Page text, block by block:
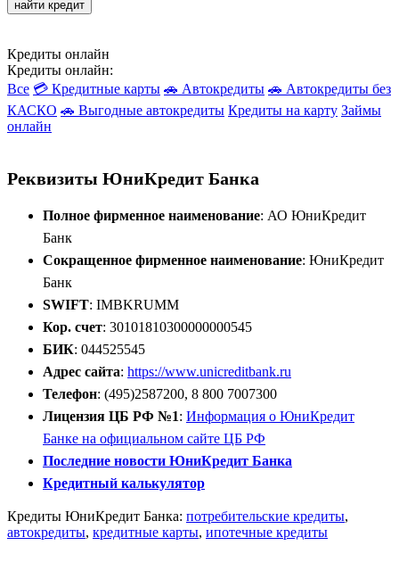
найти кредит
Кредиты онлайн
Кредиты онлайн:
Все 💳 Кредитные карты 🚗 Автокредиты 🚗 Автокредиты без
КАСКО 🚗 Выгодные автокредиты Кредиты на карту Займы
онлайн
Реквизиты ЮниКредит Банка
Полное фирменное наименование: АО ЮниКредит
Банк
Сокращенное фирменное наименование: ЮниКредит
Банк
SWIFT: IMBKRUMM
Кор. счет: 30101810300000000545
БИК: 044525545
Адрес сайта: https://www.unicreditbank.ru
Телефон: (495)2587200, 8 800 7007300
Лицензия ЦБ РФ №1: Информация о ЮниКредит
Банке на официальном сайте ЦБ РФ
Последние новости ЮниКредит Банка
Кредитный калькулятор
Кредиты ЮниКредит Банка: потребительские кредиты,
автокредиты, кредитные карты, ипотечные кредиты